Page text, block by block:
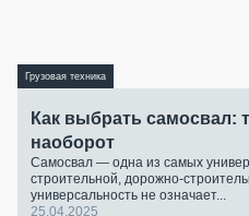
Грузовая техника
Как выбрать самосвал:
наоборот
Самосвал — одна из самых
строительной, дорожно-
универсальность не означает...
25.04.2025